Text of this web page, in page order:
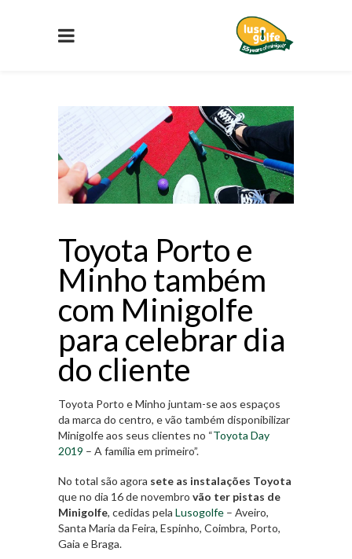
Toyota Porto e
Minho também
com Minigolfe
para celebrar dia
do cliente
Toyota Porto e Minho juntam-se aos espaços
da marca do centro, e vão também disponibilizar
Minigolfe aos seus clientes no “Toyota Day
2019 – A família em primeiro”.
No total são agora sete as instalações Toyota
que no dia 16 de novembro vão ter pistas de
Minigolfe, cedidas pela Lusogolfe – Aveiro,
Santa Maria da Feira, Espinho, Coimbra, Porto,
Gaia e Braga.